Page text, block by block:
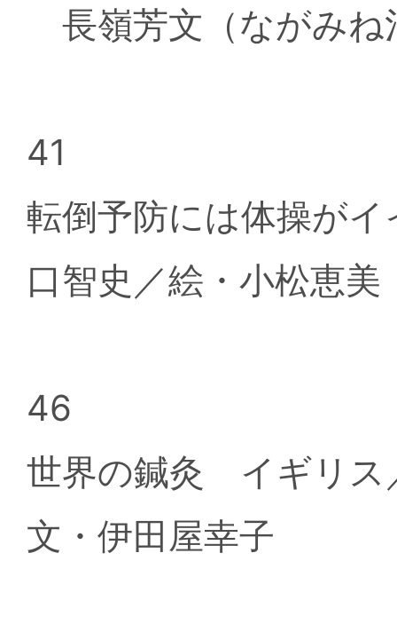
長嶺芳文（ながみね
41
転倒予防には体操が
口智史／絵・小松恵美
46
世界の鍼灸 イギリ
文・伊田屋幸子